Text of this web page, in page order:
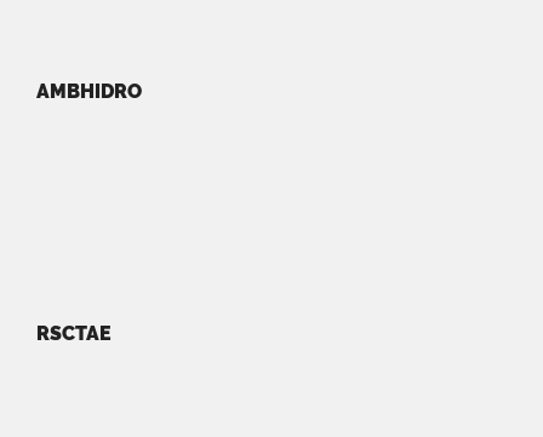
AMBHIDRO
RSCTAE